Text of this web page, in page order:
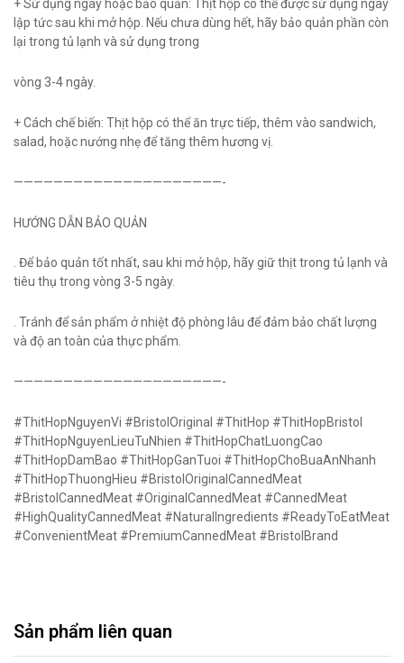
+ Sử dụng ngay hoặc bảo quản: Thịt hộp có thể được sử dụng ngay
lập tức sau khi mở hộp. Nếu chưa dùng hết, hãy bảo quản phần còn
lại trong tủ lạnh và sử dụng trong
vòng 3-4 ngày.
+ Cách chế biến: Thịt hộp có thể ăn trực tiếp, thêm vào sandwich,
salad, hoặc nướng nhẹ để tăng thêm hương vị.
—————————————————————-
HƯỚNG DẪN BẢO QUẢN
. Để bảo quản tốt nhất, sau khi mở hộp, hãy giữ thịt trong tủ lạnh và
tiêu thụ trong vòng 3-5 ngày.
. Tránh để sản phẩm ở nhiệt độ phòng lâu để đảm bảo chất lượng
và độ an toàn của thực phẩm.
—————————————————————-
#ThitHopNguyenVi #BristolOriginal #ThitHop #ThitHopBristol
#ThitHopNguyenLieuTuNhien #ThitHopChatLuongCao
#ThitHopDamBao #ThitHopGanTuoi #ThitHopChoBuaAnNhanh
#ThitHopThuongHieu #BristolOriginalCannedMeat
#BristolCannedMeat #OriginalCannedMeat #CannedMeat
#HighQualityCannedMeat #NaturalIngredients #ReadyToEatMeat
#ConvenientMeat #PremiumCannedMeat #BristolBrand
Sản phẩm liên quan